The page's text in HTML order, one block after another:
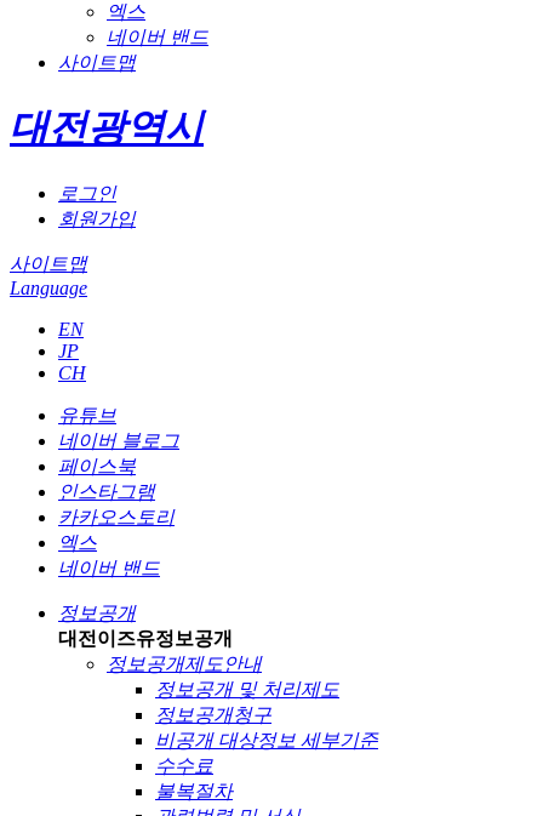
엑스
네이버 밴드
사이트맵
대전광역시
로그인
회원가입
사이트맵
Language
EN
JP
CH
유튜브
네이버 블로그
페이스북
인스타그램
카카오스토리
엑스
네이버 밴드
정보공개
대전이즈유정보공개
정보공개제도안내
정보공개 및 처리제도
정보공개청구
비공개 대상정보 세부기준
수수료
불복절차